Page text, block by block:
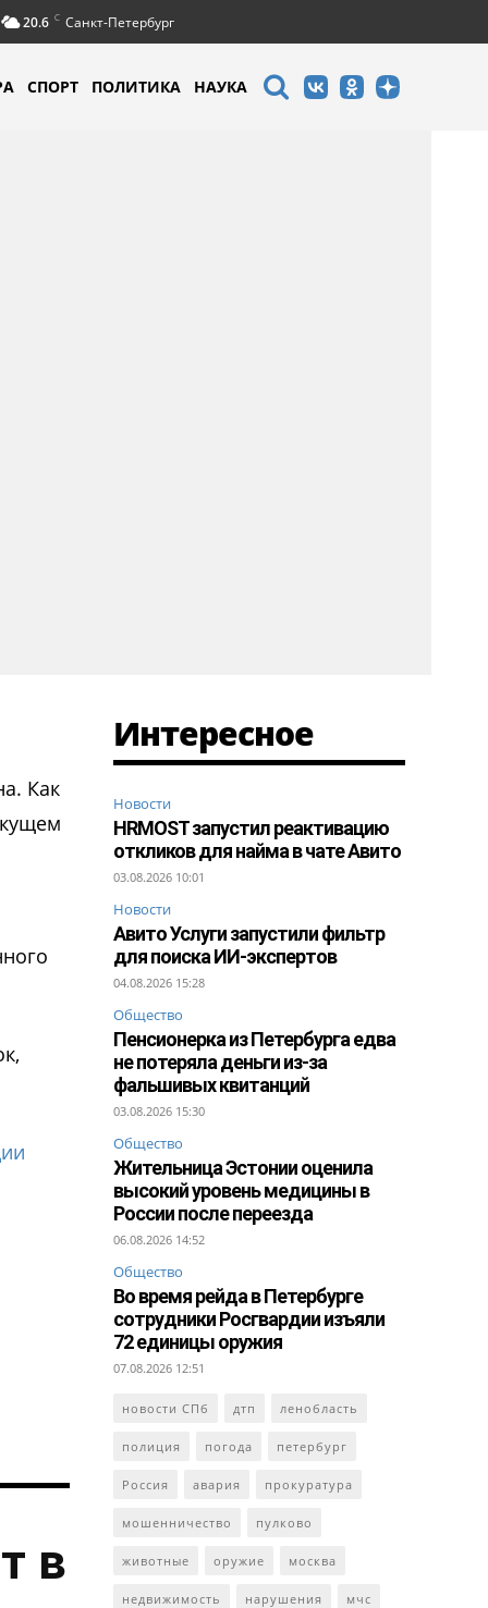
20.6 C Санкт-Петербург
СПОРТ ПОЛИТИКА НАУКА
Как
в
Интересное
Новости
HRMOST запустил реактивацию
откликов для найма в чате Авито
03.08.2026 10:01
Новости
Авито Услуги запустили фильтр
для поиска ИИ-экспертов
04.08.2026 15:28
Общество
Пенсионерка из Петербурга едва
не потеряла деньги из-за
фальшивых квитанций
03.08.2026 15:30
Общество
Жительница Эстонии оценила
высокий уровень медицины в
России после переезда
06.08.2026 14:52
Общество
Во время рейда в Петербурге
сотрудники Росгвардии изъяли
72 единицы оружия
07.08.2026 12:51
новости СПб дтп ленобласть
полиция погода петербург
Россия авария прокуратура
мошенничество пулково
животные оружие москва
недвижимость нарушения мчс